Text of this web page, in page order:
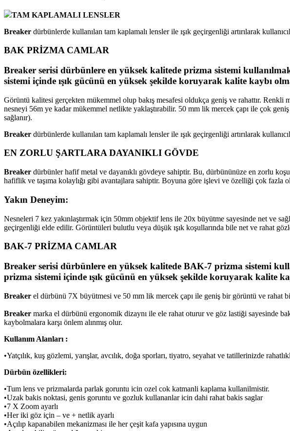
TAM KAPLAMALI LENSLER
Breaker dürbünlerde kullanılan tam kaplamalı lensler ile ışık geçirgenliği artırılarak
BAK PRİZMA CAMLAR
Breaker serisi dürbünlere en yüksek kalitede prizma sistemi
sistemi içinde ışık gücünü en yüksek şekilde koruyarak kalite kaybı
Görüntü kalitesi gerçekten mükemmel olup bakış mesafesi oldukça geniş ve rahattır. Renkli
nesneyi 56m ye kadar mükemmel netlikte yaklaştırabilir. 50 mm lik mercek çapı ile çok
sağlanır).
Breaker dürbünlerde kullanılan tam kaplamalı lensler ile ışık geçirgenliği artırılarak
EN ZORLU ŞARTLARA DAYANIKLI GÖVDE
Breaker dürbünler hafif metal ve dayanıklı gövdeye sahiptir. Bu, dürbününüze en zorlu
hafiflik ve taşıma kolaylığı gibi avantajlara sahiptir. Boyuna göre işlevi ve özelliği çok fazla
Yakın Deneyim:
Nesneleri 7 kez yakınlaştırmak için 50mm objektif lens ile 20x büyütme sayesinde net ve
geçirgenliği elde edilir. Görüntüleri bulutlu veya düşük ışık koşullarında bile net ve rahat
BAK-7 PRİZMA CAMLAR
Breaker serisi dürbünlere en yüksek kalitede BAK-7 prizma sistemi
prizma sistemi içinde ışık gücünü en yüksek şekilde koruyarak kalite
Breaker el dürbünü 7X büyütmesi ve 50 mm lik mercek çapı ile geniş bir görüntü ve rahat
Breaker marka el dürbünü ergonomik dizaynı ile ele rahat oturur ve göz lastiği sayesinde
kaybolmalara karşı önlem alınmış olur.
Kullanım Alanları :
•Yatçılık, kuş gözlemi, yarışlar, avcılık, doğa sporları, tiyatro, seyahat ve tatillerinizde
Dürbün özellikleri:
•Tum lens ve prizmalarda parlak goruntu icin ozel cok katmanli kaplama kullanilmistir.
•Uzak bakis noktasi, genis goruntu ve gozluk kullananlar icin dahi rahat bakis saglar
•7 X Zoom ayarlı
•Her iki göz için – ve + netlik ayarlı
•Açılıp kapanabilen mekanizması ile her çeşit kafa yapısına uygun